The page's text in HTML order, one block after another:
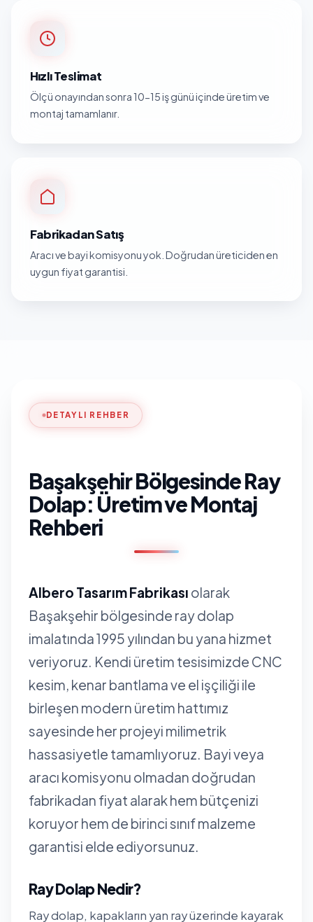
Hızlı Teslimat
Ölçü onayından sonra 10-15 iş günü içinde üretim ve
montaj tamamlanır.
Fabrikadan Satış
Aracı ve bayi komisyonu yok. Doğrudan üreticiden en
uygun fiyat garantisi.
DETAYLI REHBER
Başakşehir Bölgesinde Ray
Dolap: Üretim ve Montaj
Rehberi
Albero Tasarım Fabrikası olarak
Başakşehir bölgesinde ray dolap
imalatında 1995 yılından bu yana hizmet
veriyoruz. Kendi üretim tesisimizde CNC
kesim, kenar bantlama ve el işçiliği ile
birleşen modern üretim hattımız
sayesinde her projeyi milimetrik
hassasiyetle tamamlıyoruz. Bayi veya
aracı komisyonu olmadan doğrudan
fabrikadan fiyat alarak hem bütçenizi
koruyor hem de birinci sınıf malzeme
garantisi elde ediyorsunuz.
Ray Dolap Nedir?
Ray dolap, kapakların yan ray üzerinde kayarak